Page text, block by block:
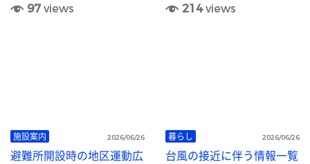
97views 214views
施設案内 2026/06/26
避難所開設時の地区運動広
暮らし 2026/06/26
台風の接近に伴う情報一覧